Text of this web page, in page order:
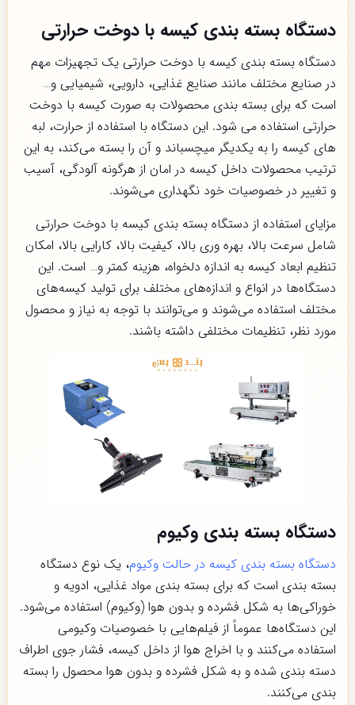
دستگاه بسته بندی کیسه با دوخت حرارتی
دستگاه بسته بندی کیسه با دوخت حرارتی یک تجهیزات مهم
در صنایع مختلف مانند صنایع غذایی، دارویی، شیمیایی و…
است که برای بسته بندی محصولات به صورت کیسه با دوخت
حرارتی استفاده می شود. این دستگاه با استفاده از حرارت، لبه
های کیسه را به یکدیگر میچسباند و آن را بسته می‌کند، به این
ترتیب محصولات داخل کیسه در امان از هرگونه آلودگی، آسیب
و تغییر در خصوصیات خود نگهداری می‌شوند.
مزایای استفاده از دستگاه بسته بندی کیسه با دوخت حرارتی
شامل سرعت بالا، بهره وری بالا، کیفیت بالا، کارایی بالا، امکان
تنظیم ابعاد کیسه به اندازه دلخواه، هزینه کمتر و… است. این
دستگاه‌ها در انواع و اندازه‌های مختلف برای تولید کیسه‌های
مختلف استفاده می‌شوند و می‌توانند با توجه به نیاز و محصول
مورد نظر، تنظیمات مختلفی داشته باشند.
دستگاه بسته بندی وکیوم
دستگاه بسته بندی کیسه در حالت وکیوم، یک نوع دستگاه
بسته بندی است که برای بسته بندی مواد غذایی، ادویه و
خوراکی‌ها به شکل فشرده و بدون هوا (وکیوم) استفاده می‌شود.
این دستگاه‌ها عموماً از فیلم‌هایی با خصوصیات وکیومی
استفاده می‌کنند و با اخراج هوا از داخل کیسه، فشار جوی اطراف
دسته بندی شده و به شکل فشرده و بدون هوا محصول را بسته
بندی می‌کنند.